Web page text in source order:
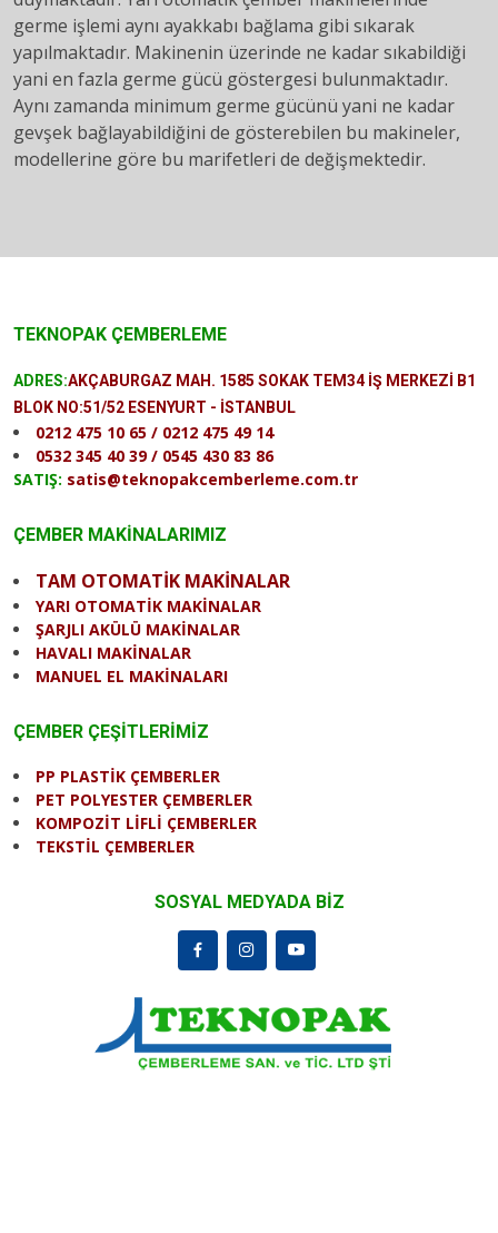
germe işlemi aynı ayakkabı bağlama gibi sıkarak
yapılmaktadır. Makinenin üzerinde ne kadar sıkabildiği
yani en fazla germe gücü göstergesi bulunmaktadır.
Aynı zamanda minimum germe gücünü yani ne kadar
gevşek bağlayabildiğini de gösterebilen bu makineler,
modellerine göre bu marifetleri de değişmektedir.
TEKNOPAK ÇEMBERLEME
ADRES:AKÇABURGAZ MAH. 1585 SOKAK TEM34 İŞ MERKEZİ B1
BLOK NO:51/52 ESENYURT - İSTANBUL
0212 475 10 65 / 0212 475 49 14
0532 345 40 39 / 0545 430 83 86
SATIŞ: satis@teknopakcemberleme.com.tr
ÇEMBER MAKİNALARIMIZ
TAM OTOMATİK MAKİNALAR
YARI OTOMATİK MAKİNALAR
ŞARJLI AKÜLÜ MAKİNALAR
HAVALI MAKİNALAR
MANUEL EL MAKİNALARI
ÇEMBER ÇEŞİTLERİMİZ
PP PLASTİK ÇEMBERLER
PET POLYESTER ÇEMBERLER
KOMPOZİT LİFLİ ÇEMBERLER
TEKSTİL ÇEMBERLER
SOSYAL MEDYADA BİZ